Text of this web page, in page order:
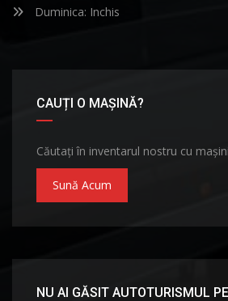
Duminica: Inchis
CAUȚI O MAȘINĂ?
Căutați în inventarul nostru cu
Sună Acum
NU AI GĂSIT AUTOTURISMUL